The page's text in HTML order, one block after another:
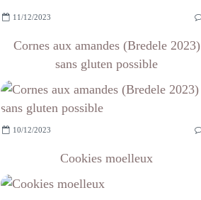
11/12/2023
Cornes aux amandes (Bredele 2023)
sans gluten possible
10/12/2023
Cookies moelleux